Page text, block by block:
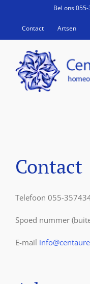
inhoud
Bel ons
Contact Artsen
Contact
Telefoon 055-
Spoed nummer
E-mail